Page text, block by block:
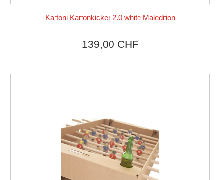
Produkt ansehen
Kartoni Kartonkicker 2.0 white Maledition
139,00 CHF